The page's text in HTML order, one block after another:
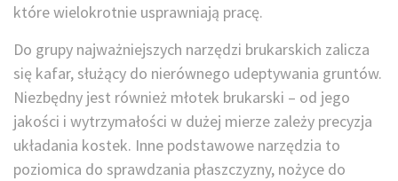
które wielokrotnie usprawniają pracę.
Do grupy najważniejszych narzędzi brukarskich zalicza
się kafar, służący do nierównego udeptywania gruntów.
Niezbędny jest również młotek brukarski – od jego
jakości i wytrzymałości w dużej mierze zależy precyzja
układania kostek. Inne podstawowe narzędzia to
poziomica do sprawdzania płaszczyzny, nożyce do